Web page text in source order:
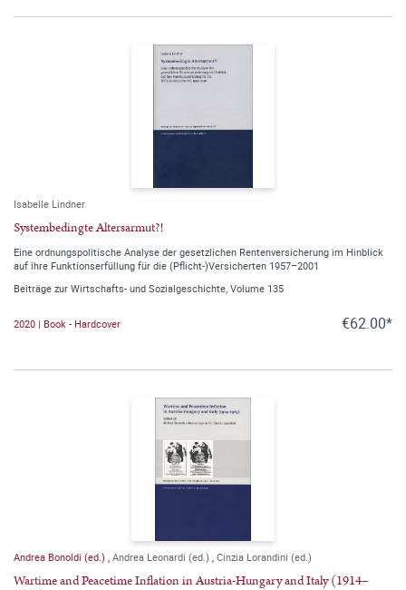
Isabelle Lindner
Systembedingte Altersarmut?!
Eine ordnungspolitische Analyse der gesetzlichen Rentenversicherung im Hinblick
auf ihre Funktionserfüllung für die (Pflicht-)Versicherten 1957–2001
Beiträge zur Wirtschafts- und Sozialgeschichte, Volume 135
2020 | Book - Hardcover €62.00*
Andrea Bonoldi (ed.) , Andrea Leonardi (ed.) , Cinzia Lorandini (ed.)
Wartime and Peacetime Inflation in Austria-Hungary and Italy (1914–